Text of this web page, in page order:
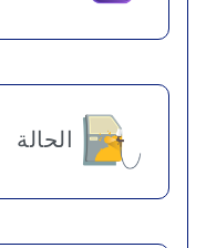
الحالة